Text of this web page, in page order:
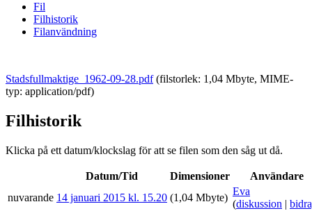
Fil
Filhistorik
Filanvändning
Stadsfullmaktige_1962-09-28.pdf‎(filstorlek: 1,04 Mbyte, MIME-
typ: application/pdf)
Filhistorik
Klicka på ett datum/klockslag för att se filen som den såg ut då.
Datum/Tid Dimensioner
Användare
nuvarande 14 januari 2015 kl. 15.20 (1,04 Mbyte)
Eva
(diskussion |